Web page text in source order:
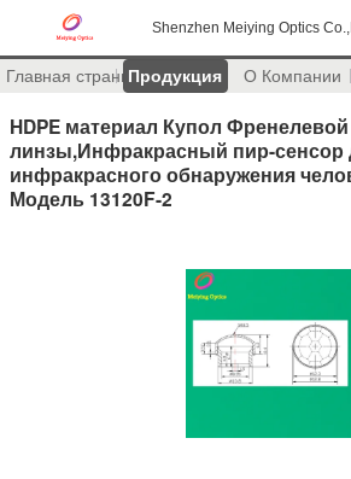
Shenzhen Meiying Optics
Главная страницаПродукция О Компании
HDPE материал Купол Френелевой
линзы,Инфракрасный пир-сенсор
инфракрасного обнаружения
Модель 13120F-2